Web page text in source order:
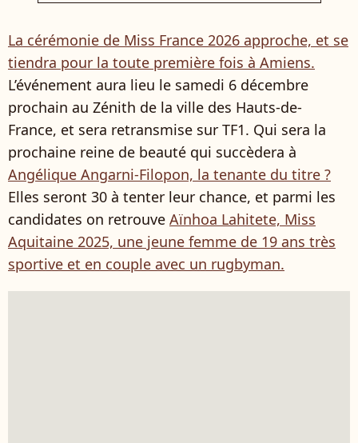
La cérémonie de Miss France 2026 approche, et se
tiendra pour la toute première fois à Amiens.
L’événement aura lieu le samedi 6 décembre
prochain au Zénith de la ville des Hauts-de-
France, et sera retransmise sur TF1. Qui sera la
prochaine reine de beauté qui succèdera à
Angélique Angarni-Filopon, la tenante du titre ?
Elles seront 30 à tenter leur chance, et parmi les
candidates on retrouve Aïnhoa Lahitete, Miss
Aquitaine 2025, une jeune femme de 19 ans très
sportive et en couple avec un rugbyman.